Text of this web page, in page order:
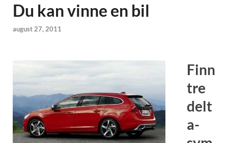
Du kan vinne en bil
august 27, 2011
Finn
tre
delt
a-